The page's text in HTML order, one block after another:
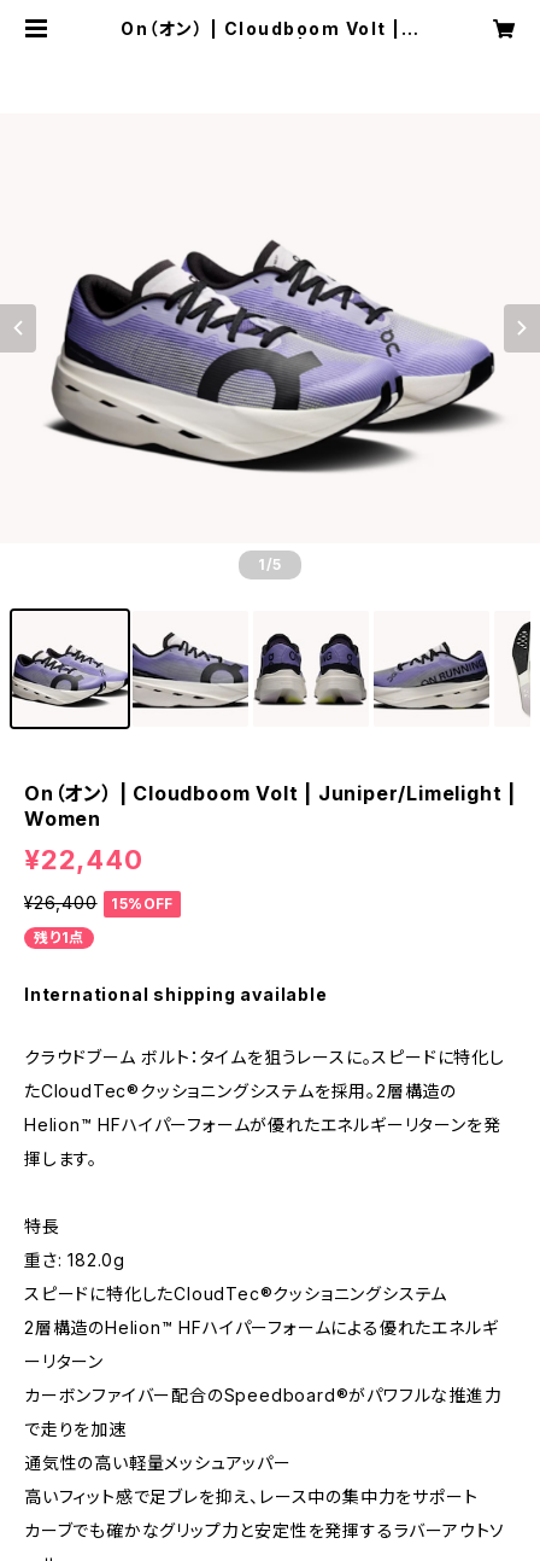
On（オン） | Cloudboom Volt | J
1 /5
On（オン） | Cloudboom Volt | Juniper/Limelight |
Women
¥22,440
¥26,400
15%OFF
残り1点
International shipping available
クラウドブーム ボルト：タイムを​​​​​狙う​​​​​レースに。​​​​​スピードに​​​​​特化し
た​​​​​CloudTec®クッショニングシステムを​​​​​採用。​​​​​2層構造の​​​​​
Helion™ HFハイパーフォームが​​​​​優れた​​​​​エネルギーリターンを​​​​​発
揮します。
特長
重さ: 182.0g
スピードに特化したCloudTec®クッショニングシステム
2層構造のHelion™ HFハイパーフォームによる優れたエネルギ
ーリターン
カーボンファイバー配合のSpeedboard®がパワフルな推進力
で走りを加速
通気性の高い軽量メッシュアッパー
高いフィット感で足ブレを抑え、レース中の集中力をサポート
カーブでも確かなグリップ力と安定性を発揮するラバーアウトソ